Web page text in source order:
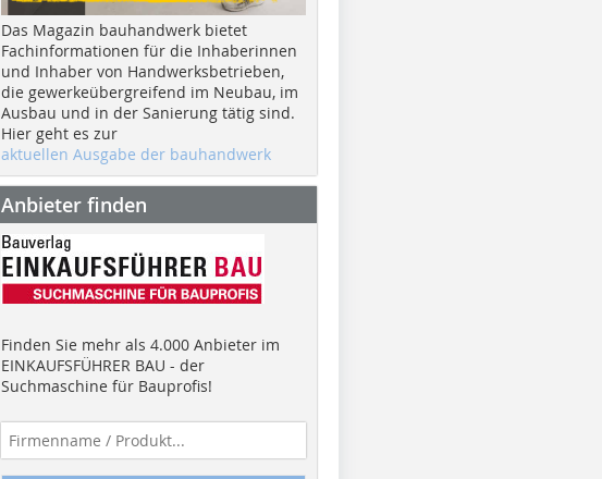
Das Magazin bauhandwerk bietet
Fachinformationen für die Inhaberinnen
und Inhaber von Handwerksbetrieben,
die gewerkeübergreifend im Neubau, im
Ausbau und in der Sanierung tätig sind.
Hier geht es zur
aktuellen Ausgabe der bauhandwerk
Anbieter finden
Finden Sie mehr als 4.000 Anbieter im
EINKAUFSFÜHRER BAU - der
Suchmaschine für Bauprofis!